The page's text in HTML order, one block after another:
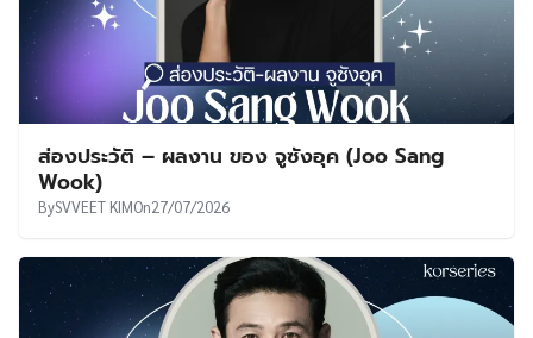
ส่องประวัติ – ผลงาน ของ จูซังอุค (Joo Sang
Wook)
BySVVEET KIMOn27/07/2026